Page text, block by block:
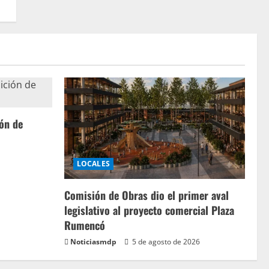
de
LOCALES
Comisión de Obras dio el primer aval
legislativo al proyecto comercial Plaza
Rumencó
Noticiasmdp 5 de agosto de 2026